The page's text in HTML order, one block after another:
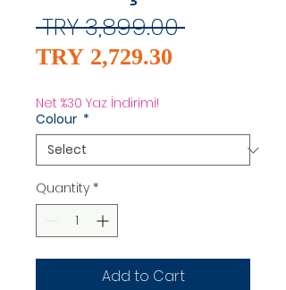
TRY 3,899.00 Regular
TRY 2,729.30
Net %30 Yaz İndirimi!
Colour *
Quantity *
Add to Cart